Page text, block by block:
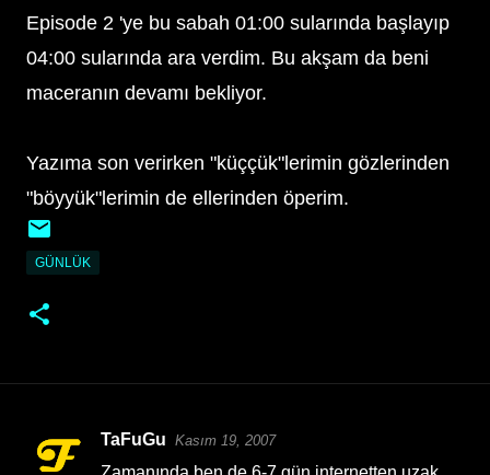
Episode 2 'ye bu sabah 01:00 sularında başlayıp
04:00 sularında ara verdim. Bu akşam da beni
maceranın devamı bekliyor.
Yazıma son verirken "küççük"lerimin gözlerinden
"böyyük"lerimin de ellerinden öperim.
GÜNLÜK
Y
TaFuGu Kasım 19, 2007